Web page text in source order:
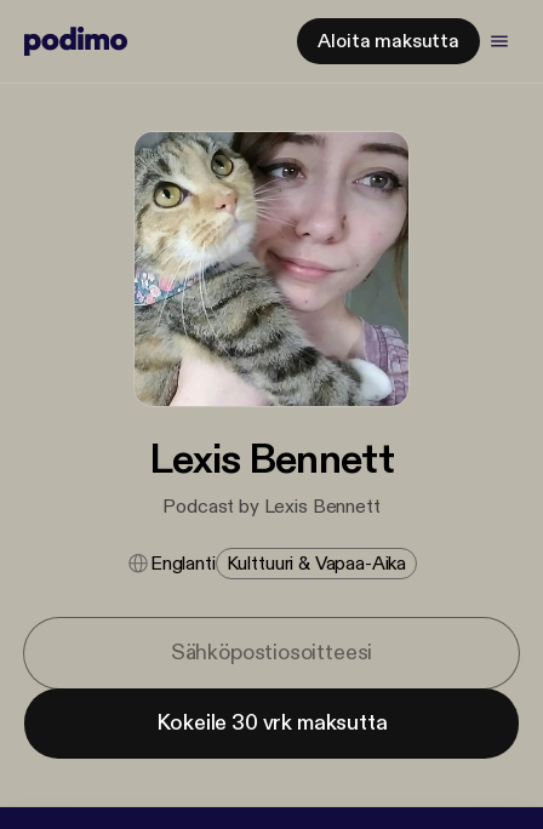
Aloita maksutta
Lexis Bennett
Podcast by Lexis Bennett
Englanti Kulttuuri & Vapaa-Aika
Kokeile 30 vrk maksutta